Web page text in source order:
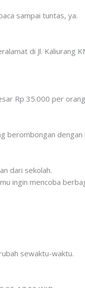
sampai tuntas, ya.
di Jl. Kaliurang
Rp 35.000 per
berombongan
dari sekolah.
ingin mencoba
sewaktu-waktu.